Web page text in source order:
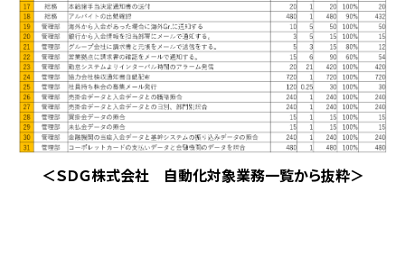
＜ＳＤＧ株式会社 自動化対象業務一覧から抜粋＞